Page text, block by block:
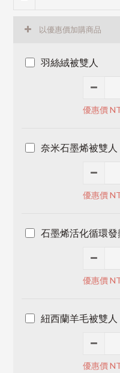
以優惠價加購商品
羽絲絨被雙人
優惠價
奈米石墨烯被雙人
優惠價
石墨烯活化循環發
優惠價
紐西蘭羊毛被雙人
優惠價